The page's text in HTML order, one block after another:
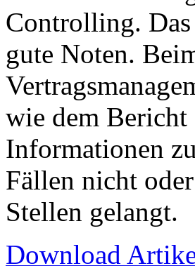
Controlling.
gute Noten.
wie dem Bericht
Informationen
Fällen nicht
Stellen gelangt.
Download